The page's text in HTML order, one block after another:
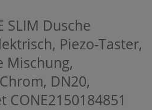
SLIM Dusche
Piezo-Taster,
Mischung,
DN20,
CONE2150184851